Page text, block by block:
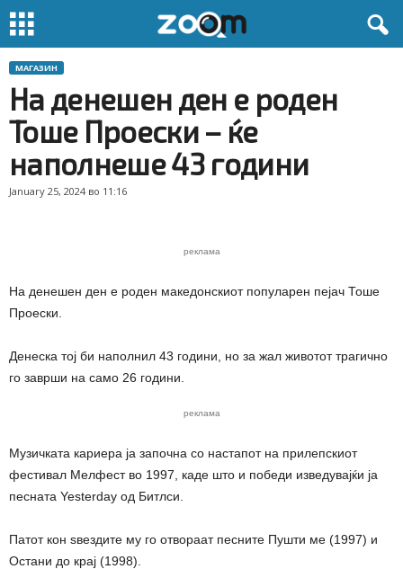
МАГАЗИН
На денешен ден е роден
Тоше Проески – ќе
наполнеше 43 години
January 25, 2024 во 11:16
реклама
На денешен ден е роден македонскиот популарен пејач Тоше
Проески.
Денеска тој би наполнил 43 години, но за жал животот трагично
го заврши на само 26 години.
реклама
Музичката кариера ја започна со настапот на прилепскиот
фестивал Мелфест во 1997, каде што и победи изведувајќи ја
песната Yesterday од Битлси.
Патот кон ѕвездите му го отвораат песните Пушти ме (1997) и
Остани до крај (1998).